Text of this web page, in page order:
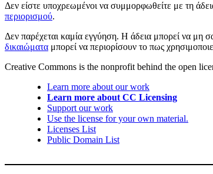
Δεν είστε υποχρεωμένοι να συμμορφωθείτε με τη
περιορισμού.
Δεν παρέχεται καμία εγγύηση. Η άδεια μπορεί να μη
δικαιώματα μπορεί να περιορίσουν το πως
Creative Commons is the nonprofit behind the open
Learn more about our work
Learn more about CC Licensing
Support our work
Use the license for your own material.
Licenses List
Public Domain List